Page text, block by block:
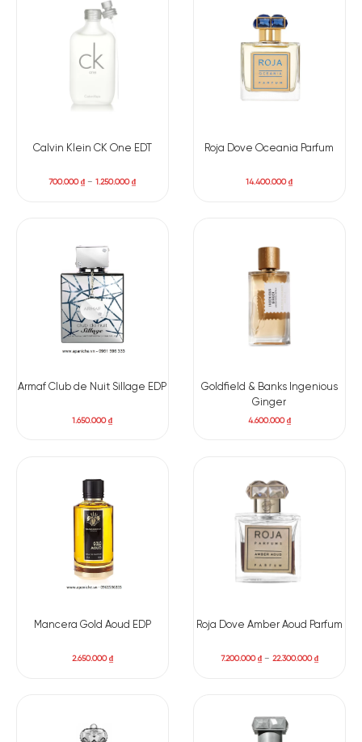
hiện đại. Sang tầng hương giữa, với sự góp mặt của hoa Tiare
– một biểu tượng của Tahiti, City Of Stars EDP càng trở nên
quyến rũ và hấp dẫn hơn bao giờ hết. Khép lại mùi hương này
là sự xuất hiện của Gỗ đàn hương cùng xạ hương ấm áp. Sự
lôi cuốn ấy như vòng một tay gợi cảm khiến ta chẳng muốn
chanh vàng, Cam Bergamot.
Vuitton City Of Star EDP giúp bạn dễ dàng chinh phục trái tim
Calvin Klein CK One EDT
700.000₫ –1.250.000₫
Roja Dove Oceania Parfum
14.400.000₫
Armaf Club de Nuit Sillage EDP
1.650.000₫
Goldfield & Banks Ingenious
Ginger
4.600.000₫
Mancera Gold Aoud EDP
2.650.000₫
Roja Dove Amber Aoud Parfum
7.200.000₫– 22.300.000₫